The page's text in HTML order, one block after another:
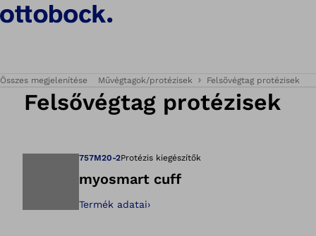
Összes megjelenítése Művégtagok/protézisek Felsővégtag protézisek
Felsővégtag protézisek
757M20-2Protézis kiegészítők
myosmart cuff
Termék adatai›